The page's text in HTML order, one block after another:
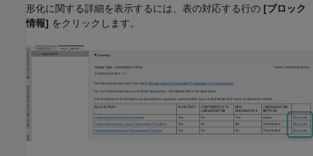
形化に関する詳細を表示するには、表の対応する行の [ブロック
情報] をクリックします。